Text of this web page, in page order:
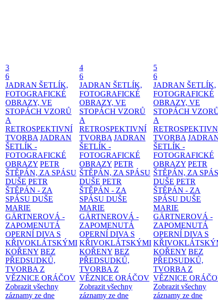
3
6
JADRAN ŠETLÍK,
FOTOGRAFICKÉ
OBRAZY, VE
STOPÁCH VZORŮ
A
RETROSPEKTIVNÍ
TVORBA JADRAN
ŠETLÍK -
FOTOGRAFICKÉ
OBRAZY PETR
ŠTĚPÁN, ZA SPÁSU
DUŠE PETR
ŠTĚPÁN - ZA
SPÁSU DUŠE
MARIE
GÄRTNEROVÁ -
ZAPOMENUTÁ
OPERNÍ DIVA S
KŘIVOKLÁTSKÝMI
KOŘENY BEZ
PŘEDSUDKŮ,
TVORBA Z
VĚZNICE ORÁČOV
Zobrazit všechny
záznamy ze dne
4
6
JADRAN ŠETLÍK,
FOTOGRAFICKÉ
OBRAZY, VE
STOPÁCH VZORŮ
A
RETROSPEKTIVNÍ
TVORBA JADRAN
ŠETLÍK -
FOTOGRAFICKÉ
OBRAZY PETR
ŠTĚPÁN, ZA SPÁSU
DUŠE PETR
ŠTĚPÁN - ZA
SPÁSU DUŠE
MARIE
GÄRTNEROVÁ -
ZAPOMENUTÁ
OPERNÍ DIVA S
KŘIVOKLÁTSKÝMI
KOŘENY BEZ
PŘEDSUDKŮ,
TVORBA Z
VĚZNICE ORÁČOV
Zobrazit všechny
záznamy ze dne
5
6
JADRAN ŠETLÍK,
FOTOGRAFICKÉ
OBRAZY, VE
STOPÁCH
A
TVORBA
ŠETLÍK -
FOTOGRAFICKÉ
OBRAZY PETR
ŠTĚPÁN, ZA
DUŠE PETR
ŠTĚPÁN - ZA
SPÁSU DUŠE
MARIE
GÄRTNEROVÁ -
ZAPOMENUTÁ
OPERNÍ DIVA S
KOŘENY BEZ
PŘEDSUDKŮ,
TVORBA Z
VĚZNICE
Zobrazit všechny
záznamy ze dne